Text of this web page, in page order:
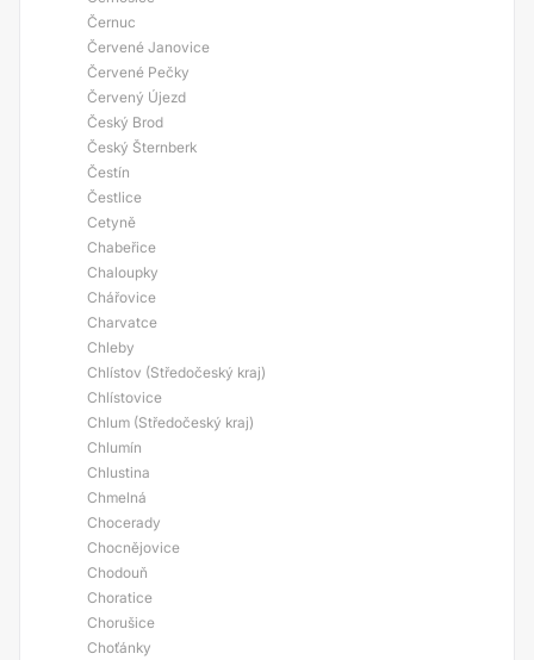
Černuc
Červené Janovice
Červené Pečky
Červený Újezd
Český Brod
Český Šternberk
Čestín
Čestlice
Cetyně
Chabeřice
Chaloupky
Chářovice
Charvatce
Chleby
Chlístov (Středočeský kraj)
Chlístovice
Chlum (Středočeský kraj)
Chlumín
Chlustina
Chmelná
Chocerady
Chocnějovice
Chodouň
Choratice
Chorušice
Choťánky